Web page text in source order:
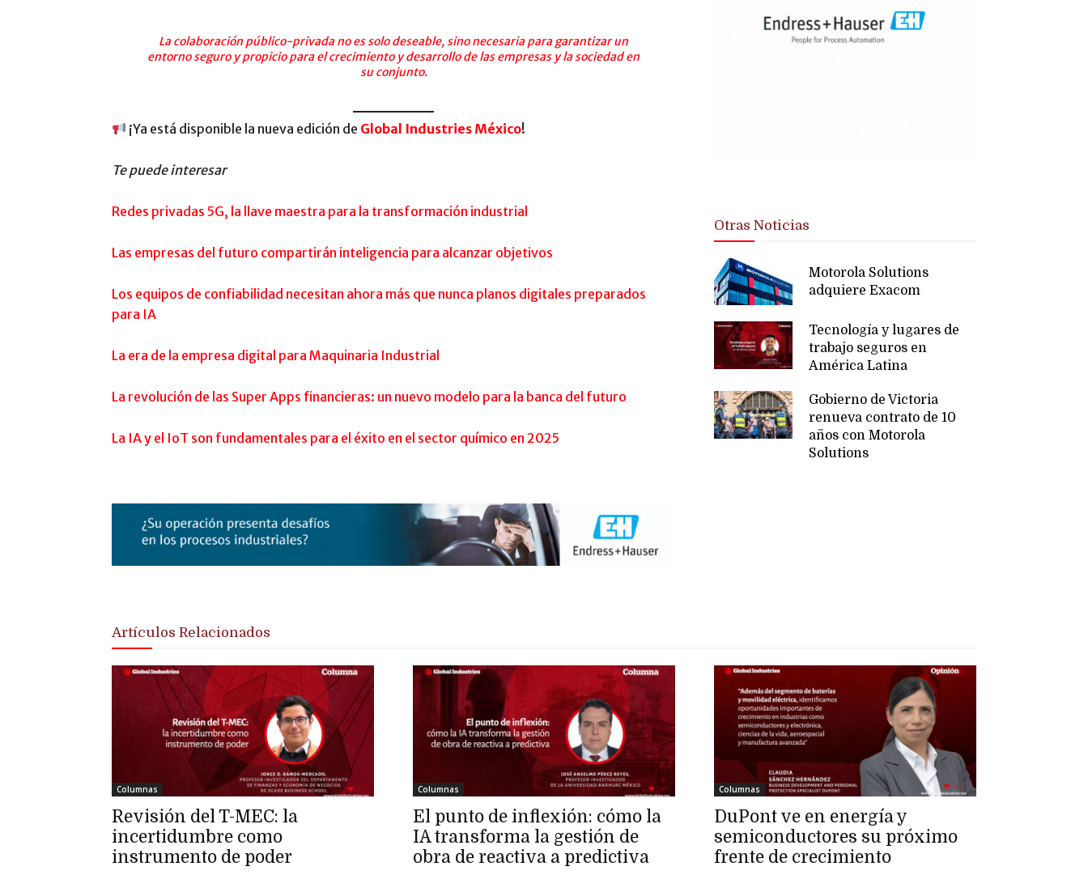
La colaboración público-privada no es solo deseable, sino necesaria para garantizar un
entorno seguro y propicio para el crecimiento y desarrollo de las empresas y la sociedad en
su conjunto.
¡Ya está disponible la nueva edición de Global Industries México!
Te puede interesar
Redes privadas 5G, la llave maestra para la transformación industrial
Las empresas del futuro compartirán inteligencia para alcanzar objetivos
Los equipos de confiabilidad necesitan ahora más que nunca planos digitales preparados
para IA
La era de la empresa digital para Maquinaria Industrial
La revolución de las Super Apps financieras: un nuevo modelo para la banca del futuro
La IA y el IoT son fundamentales para el éxito en el sector químico en 2025
Otras Noticias
Motorola Solutions
adquiere Exacom
Tecnología y lugares de
trabajo seguros en
América Latina
Gobierno de Victoria
renueva contrato de 10
años con Motorola
Solutions
Artículos Relacionados
Columnas
Revisión del T-MEC: la
incertidumbre como
instrumento de poder
Columnas
El punto de inflexión: cómo la
IA transforma la gestión de
obra de reactiva a predictiva
Columnas
DuPont ve en energía y
semiconductores su próximo
frente de crecimiento